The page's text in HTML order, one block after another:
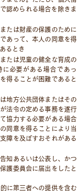
認められる場合を除きま
たは財産の保護のために
あって、本人の同意を得
るとき
たは児童の健全な育成の
に必要がある場合であっ
得ることが困難であると
地方公共団体またはその
法令の定める事務を遂行
協力する必要がある場合
同意を得ることにより当
障を及ぼすおそれがある
知あるいは公表し、かつ
護委員会に届出をしたと
的に第三者への提供を含む